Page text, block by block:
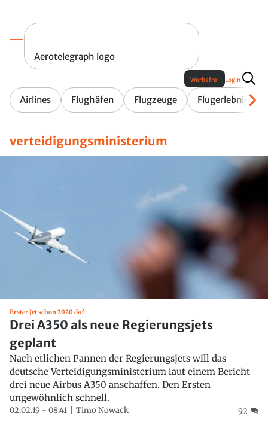
Aerotelegraph logo
Airlines Flughäfen Flugzeuge Flugerlebnis
Werbefrei Login
verteidigungsministerium
Erster Jet schon 2020 da?
Drei A350 als neue Regierungsjets
geplant
Nach etlichen Pannen der Regierungsjets will das
deutsche Verteidigungsministerium laut einem Bericht
drei neue Airbus A350 anschaffen. Den Ersten
ungewöhnlich schnell.
02.02.19 - 08:41 Timo Nowack 92